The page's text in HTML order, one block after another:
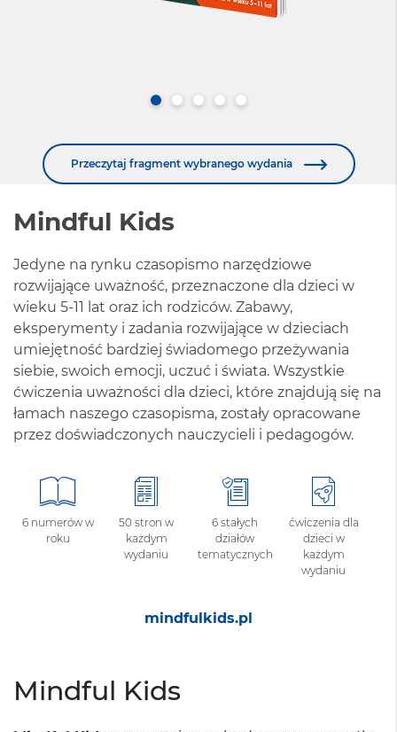
Mindful Kids
Jedyne na rynku czasopismo narzędziowe
rozwijające uważność, przeznaczone dla dzieci w
wieku 5-11 lat oraz ich rodziców. Zabawy,
eksperymenty i zadania rozwijające w dzieciach
umiejętność bardziej świadomego przeżywania
siebie, swoich emocji, uczuć i świata. Wszystkie
ćwiczenia uważności dla dzieci, które znajdują się na
łamach naszego czasopisma, zostały opracowane
przez doświadczonych nauczycieli i pedagogów.
6 numerów w
roku
50 stron w
każdym
wydaniu
6 stałych
działów
tematycznych
ćwiczenia dla
dzieci w
każdym
wydaniu
mindfulkids.pl
Przeczytaj fragment wybranego wydania
Mindful Kids